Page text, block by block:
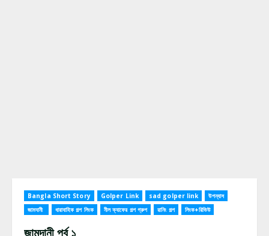
Bangla Short Story Golper Link sad golper link
উপন্যাস
জামদানী
ধারাবাহিক গল্প লিংক নীল ক্যাফের গল্প গ্রুপ রানিং গল্প লিংক+রিভিউ
জামদানী পর্ব ১